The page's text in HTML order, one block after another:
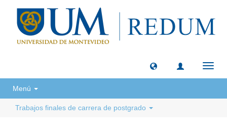
Menú
Trabajos finales de carrera de postgrado